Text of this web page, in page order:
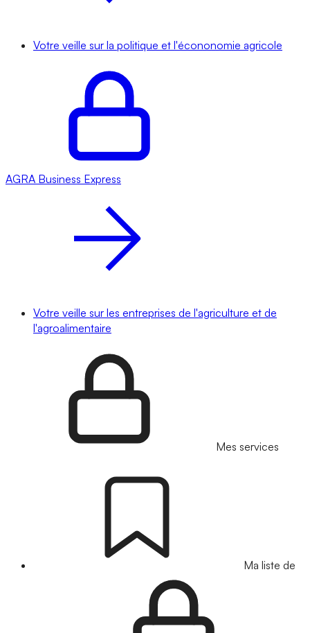
Votre veille sur la politique et l'écononomie agricole
AGRA Business Express
Votre veille sur les entreprises de l'agriculture et de
l'agroalimentaire
Mes services
Ma liste de